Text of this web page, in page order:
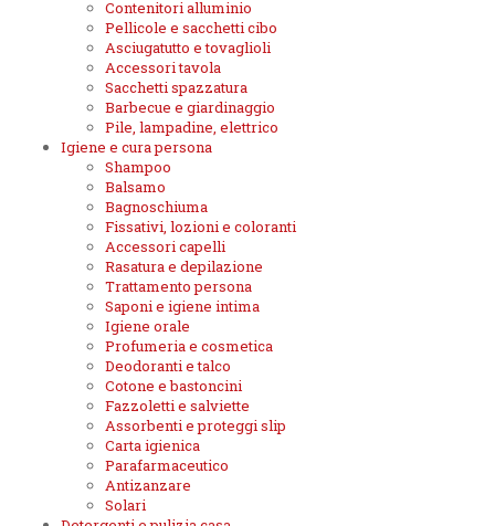
Contenitori alluminio
Pellicole e sacchetti cibo
Asciugatutto e tovaglioli
Accessori tavola
Sacchetti spazzatura
Barbecue e giardinaggio
Pile, lampadine, elettrico
Igiene e cura persona
Shampoo
Balsamo
Bagnoschiuma
Fissativi, lozioni e coloranti
Accessori capelli
Rasatura e depilazione
Trattamento persona
Saponi e igiene intima
Igiene orale
Profumeria e cosmetica
Deodoranti e talco
Cotone e bastoncini
Fazzoletti e salviette
Assorbenti e proteggi slip
Carta igienica
Parafarmaceutico
Antizanzare
Solari